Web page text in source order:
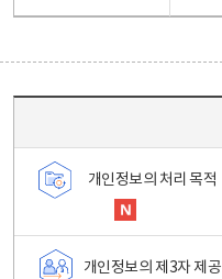
개인정보의 처리 목적
개인정보의 제3자 제공